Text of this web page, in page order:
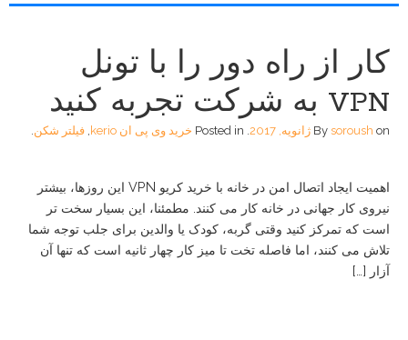
کار از راه دور را با تونل
VPN به شرکت تجربه کنید
By soroush on ژانویه, 2017 Posted in خرید وی پی ان kerio فیلتر شکن
اهمیت ایجاد اتصال امن در خانه با خرید کریو VPN این روزها، بیشتر
نیروی کار جهانی در خانه کار می کنند. مطمئنا، این بسیار سخت تر
است که تمرکز کنید وقتی گربه، کودک یا والدین برای جلب توجه شما
تلاش می کنند، اما فاصله تخت تا میز کار چهار ثانیه است که تنها آن
آزار […]